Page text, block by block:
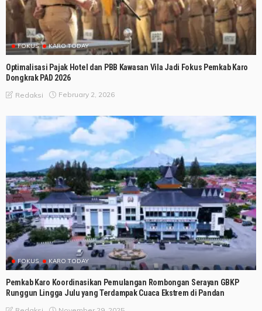
FOKUS KARO TODAY
Optimalisasi Pajak Hotel dan PBB Kawasan Vila Jadi Fokus Pemkab Karo
Dongkrak PAD 2026
Redaksi February 2, 2026
FOKUS KARO TODAY
Pemkab Karo Koordinasikan Pemulangan Rombongan Serayan GBKP
Runggun Lingga Julu yang Terdampak Cuaca Ekstrem di Pandan